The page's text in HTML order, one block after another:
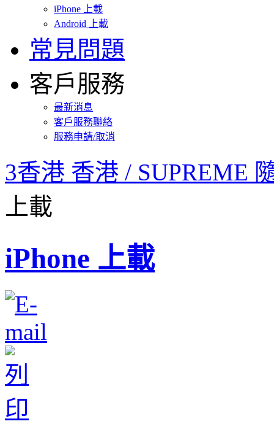
iPhone 上載
Android 上載
常見問題
客戶服務
最新消息
客戶服務聯絡
服務申請/取消
3香港 香港 / SUPREME
上載
iPhone 上載